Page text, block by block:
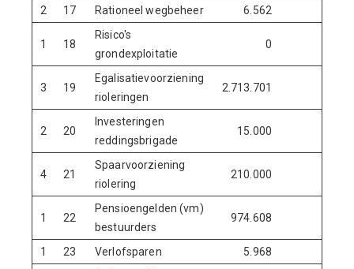
2 17 Rationeel wegbeheer 6.562
1 18
Risico's
grondexploitatie
0
3 19
Egalisatievoorziening
rioleringen
2.713.701
2 20
Investeringen
reddingsbrigade
15.000
4 21
Spaarvoorziening
riolering
210.000
1 22
Pensioengelden (vm)
bestuurders
974.608
1 23 Verlofsparen 5.968